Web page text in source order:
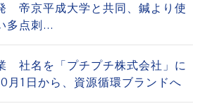
帝京平成大学と共同、鍼より使
多点刺...
社名を「プチプチ株式会社」に
1日から、資源循環ブランドへ